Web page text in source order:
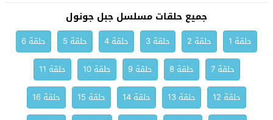
جميع حلقات مسلسل جبل جونول
حلقة 1 حلقة 2 حلقة 3 حلقة 4 حلقة 5
حلقة 6
حلقة 7
حلقة 8 حلقة 9 حلقة 10
حلقة 11
حلقة 12
حلقة 13 حلقة 14 حلقة 15
حلقة 16